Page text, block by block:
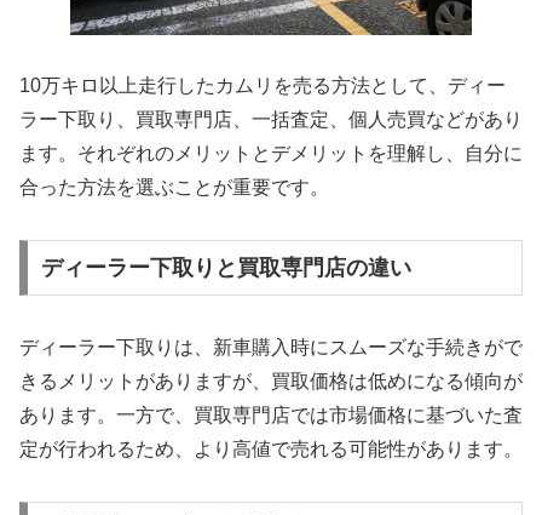
10万キロ以上走行したカムリを売る方法として、ディー
ラー下取り、買取専門店、一括査定、個人売買などがあり
ます。それぞれのメリットとデメリットを理解し、自分に
合った方法を選ぶことが重要です。
ディーラー下取りと買取専門店の違い
ディーラー下取りは、新車購入時にスムーズな手続きがで
きるメリットがありますが、買取価格は低めになる傾向が
あります。一方で、買取専門店では市場価格に基づいた査
定が行われるため、より高値で売れる可能性があります。